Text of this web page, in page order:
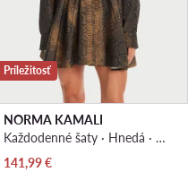
Príležitosť
NORMA KAMALI
Každodenné šaty · Hnedá · Mini
Aktuálna cena
141,99€